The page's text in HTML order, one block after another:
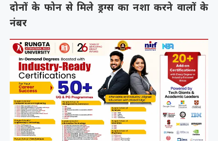
दोनों के फोन से मिले ड्रग्स का नशा करने वालों के
नंबर